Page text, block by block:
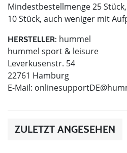
Mindestbestellmenge 25
10 Stück, auch weniger mit
HERSTELLER: hummel
hummel sport & leisure
Leverkusenstr. 54
22761 Hamburg
E-Mail:
ZULETZT ANGESEHEN